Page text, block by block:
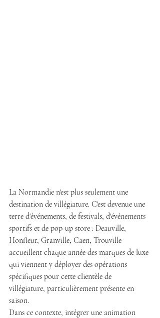
La Normandie n'est plus seulement une
destination de villégiature. C'est devenue une
terre d'événements, de festivals, d'événements
sportifs et de pop-up store : Deauville,
Honfleur, Granville, Caen, Trouville
accueillent chaque année des marques de luxe
qui viennent y déployer des opérations
spécifiques pour cette clientèle de
villégiature, particulièrement présente en
saison.
Dans ce contexte, intégrer une animation